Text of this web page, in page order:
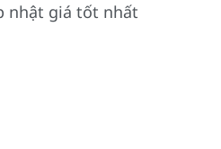
nhật giá tốt nhất